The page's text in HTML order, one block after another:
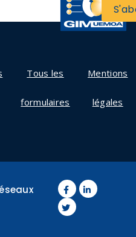
Tous les
formulaires
Mentions
légales